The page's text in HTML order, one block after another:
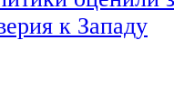
к Западу